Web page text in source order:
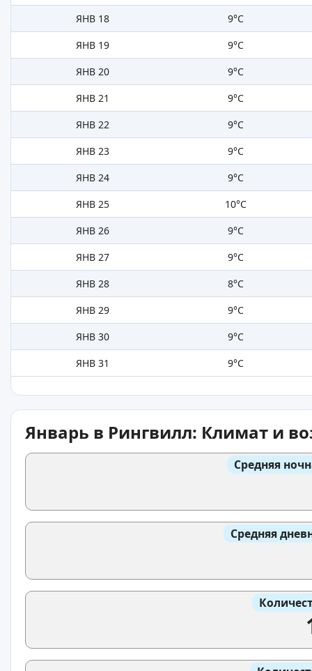
ЯНВ 18
9°C
ЯНВ 19
9°C
ЯНВ 20
9°C
ЯНВ 21
9°C
ЯНВ 22
9°C
ЯНВ 23
9°C
ЯНВ 24
9°C
ЯНВ 25
10°C
ЯНВ 26
9°C
ЯНВ 27
9°C
ЯНВ 28
8°C
ЯНВ 29
9°C
ЯНВ 30
9°C
ЯНВ 31
9°C
Январь в Рингвилл: Климат и
Средняя
Средняя